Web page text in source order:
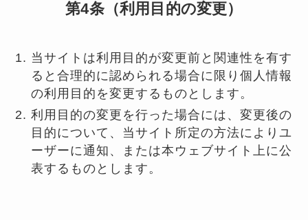
第4条（利用目的の変更）
当サイトは利用目的が変更前と関連性を有す
ると合理的に認められる場合に限り個人情報
の利用目的を変更するものとします。
利用目的の変更を行った場合には、変更後の
目的について、当サイト所定の方法によりユ
ーザーに通知、または本ウェブサイト上に公
表するものとします。